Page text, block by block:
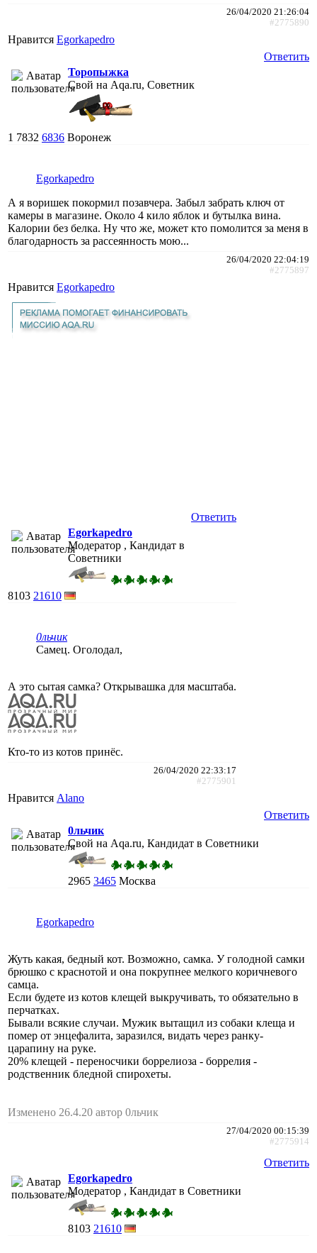
26/04/2020 21:26:04
#2775890
Нравится Egorkapedro
Ответить
Торопыжка
Свой на Aqa.ru, Советник
1 7832 6836 Воронеж
Egorkapedro
А я воришек покормил позавчера. Забыл забрать ключ от
камеры в магазине. Около 4 кило яблок и бутылка вина.
Калории без белка. Ну что же, может кто помолится за меня в
благодарность за рассеянность мою...
26/04/2020 22:04:19
#2775897
Нравится Egorkapedro
Ответить
Egorkapedro
Модератор , Кандидат в
Советники
8103 21610
0льчик
Самец. Оголодал,
А это сытая самка? Открывашка для масштаба.
Кто-то из котов принёс.
26/04/2020 22:33:17
#2775901
Нравится Alano
Ответить
0льчик
Свой на Aqa.ru, Кандидат в Советники
2965 3465 Москва
Egorkapedro
Жуть какая, бедный кот. Возможно, самка. У голодной самки
брюшко с краснотой и она покрупнее мелкого коричневого
самца.
Если будете из котов клещей выкручивать, то обязательно в
перчатках.
Бывали всякие случаи. Мужик вытащил из собаки клеща и
помер от энцефалита, заразился, видать через ранку-
царапину на руке.
20% клещей - переносчики боррелиоза - боррелия -
родственник бледной спирохеты.
Изменено 26.4.20 автор 0льчик
27/04/2020 00:15:39
#2775914
Ответить
Egorkapedro
Модератор , Кандидат в Советники
8103 21610